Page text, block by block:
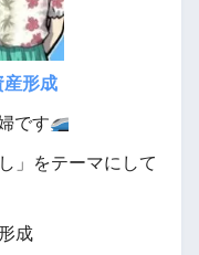
産形成
です
」をテーマにして
成